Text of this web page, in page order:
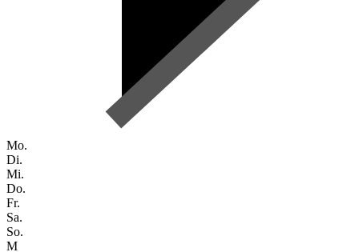
Mo.
Di.
Mi.
Do.
Fr.
Sa.
So.
M